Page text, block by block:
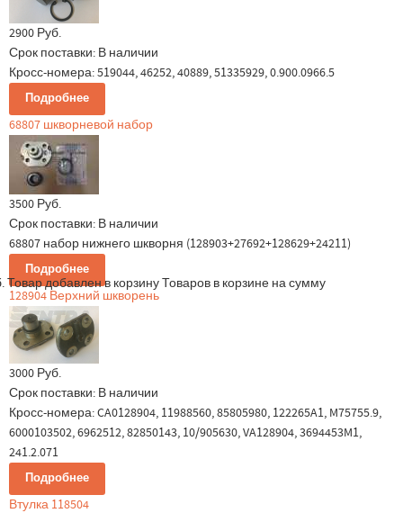
Товар добавлен в корзину Товаров в корзине на сумму
2900 Руб.
Срок поставки: В наличии
Кросс-номера: 519044, 46252, 40889, 51335929, 0.900.0966.5
Подробнее
68807 шкворневой набор
3500 Руб.
Срок поставки: В наличии
68807 набор нижнего шкворня (128903+27692+128629+24211)
Подробнее
128904 Верхний шкворень
3000 Руб.
Срок поставки: В наличии
Кросс-номера: CA0128904, 11988560, 85805980, 122265A1, M75755.9,
6000103502, 6962512, 82850143, 10/905630, VA128904, 3694453M1,
241.2.071
Подробнее
Втулка 118504